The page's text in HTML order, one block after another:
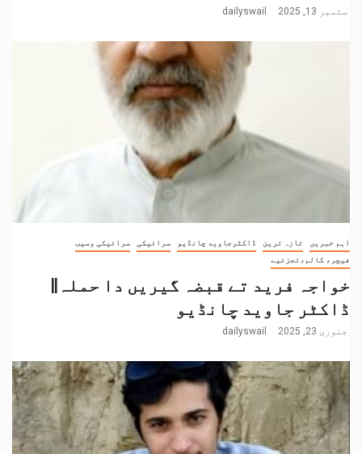
ستمبر 13, 2025 dailyswail
اہم خبریں تازہ ترین ڈاکٹرجاوید چانڈیو سرائیکی
سرائیکی وسیب
فیچر، کالم،تجزئیے
خواجہ فرید تے قبضہ گیریں دا حملہ||
ڈاکٹر جاوید چانڈیو
جنوری 23, 2025 dailyswail